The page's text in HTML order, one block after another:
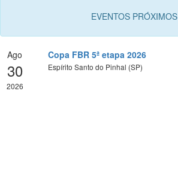
EVENTOS PRÓXIMOS
Ago
30
2026
Copa FBR 5ª etapa 2026
Espírito Santo do Pinhal (SP)